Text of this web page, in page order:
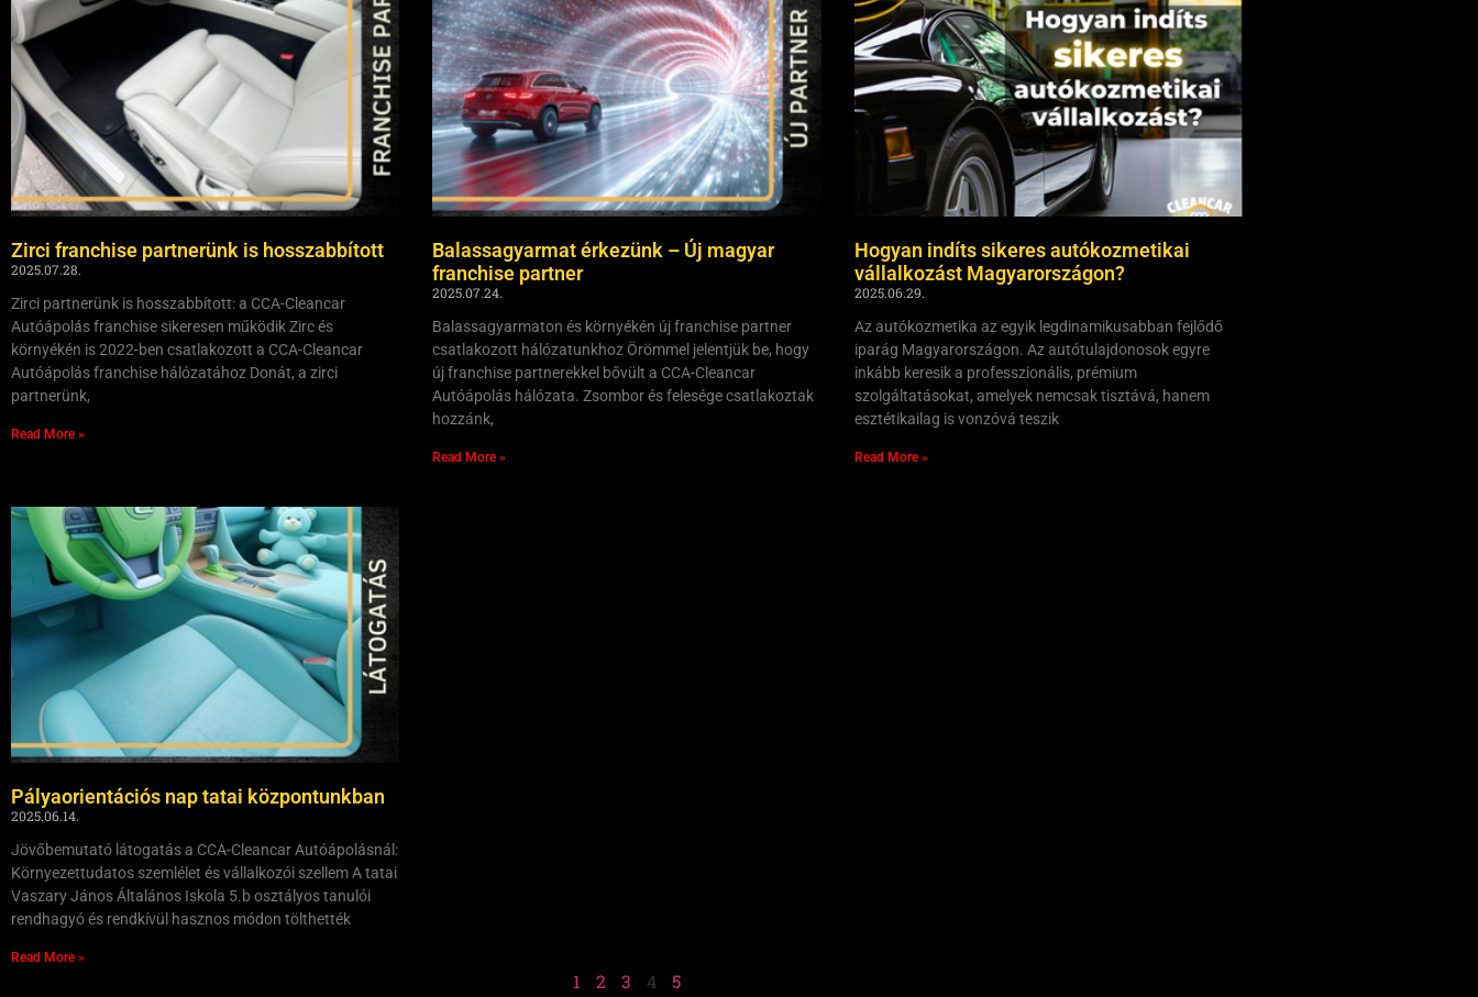
Zirci franchise partnerünk is hosszabbított
2025.07.28.
Zirci partnerünk is hosszabbított: a CCA-Cleancar
Autóápolás franchise sikeresen működik Zirc és
környékén is 2022-ben csatlakozott a CCA-Cleancar
Autóápolás franchise hálózatához Donát, a zirci
partnerünk,
Read More »
Balassagyarmat érkezünk – Új magyar
franchise partner
2025.07.24.
Balassagyarmaton és környékén új franchise partner
csatlakozott hálózatunkhoz Örömmel jelentjük be, hogy
új franchise partnerekkel bővült a CCA-Cleancar
Autóápolás hálózata. Zsombor és felesége csatlakoztak
hozzánk,
Read More »
Hogyan indíts sikeres autókozmetikai
vállalkozást Magyarországon?
2025.06.29.
Az autókozmetika az egyik legdinamikusabban fejlődő
iparág Magyarországon. Az autótulajdonosok egyre
inkább keresik a professzionális, prémium
szolgáltatásokat, amelyek nemcsak tisztává, hanem
esztétikailag is vonzóvá teszik
Read More »
Pályaorientációs nap tatai központunkban
2025.06.14.
Jövőbemutató látogatás a CCA-Cleancar Autóápolásnál:
Környezettudatos szemlélet és vállalkozói szellem A tatai
Vaszary János Általános Iskola 5.b osztályos tanulói
rendhagyó és rendkívül hasznos módon tölthették
Read More »
1 2 3 4 5